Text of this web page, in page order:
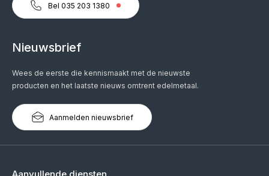
Bel 035 203 1380
Nieuwsbrief
Wees de eerste die kennismaakt met de nieuwste
producten en het laatste nieuws omtrent edelmetaal.
Aanmelden nieuwsbrief
Aanvullende diensten